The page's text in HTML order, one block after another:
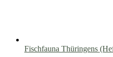
Fischfauna Thüringens